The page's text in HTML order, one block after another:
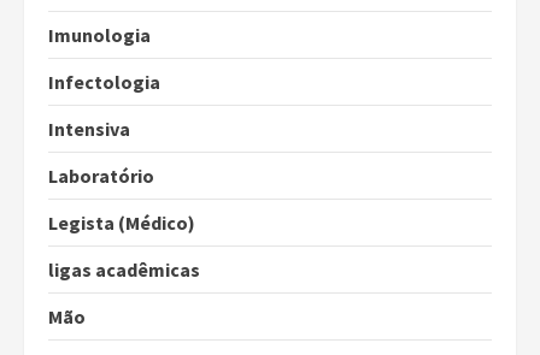
Imunologia
Infectologia
Intensiva
Laboratório
Legista (Médico)
ligas acadêmicas
Mão